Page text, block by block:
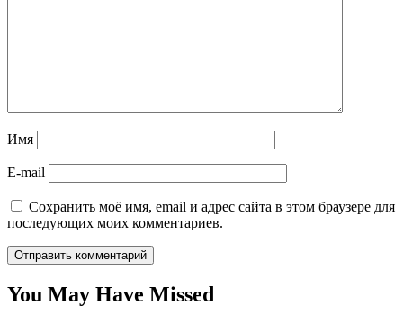
Имя
E-mail
Сохранить моё имя, email и адрес сайта в этом браузере для
последующих моих комментариев.
You May Have Missed